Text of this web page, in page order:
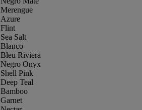
Merengue
Azure
Flint
Sea Salt
Blanco
Bleu Riviera
Negro Onyx
Shell Pink
Deep Teal
Bamboo
Garnet